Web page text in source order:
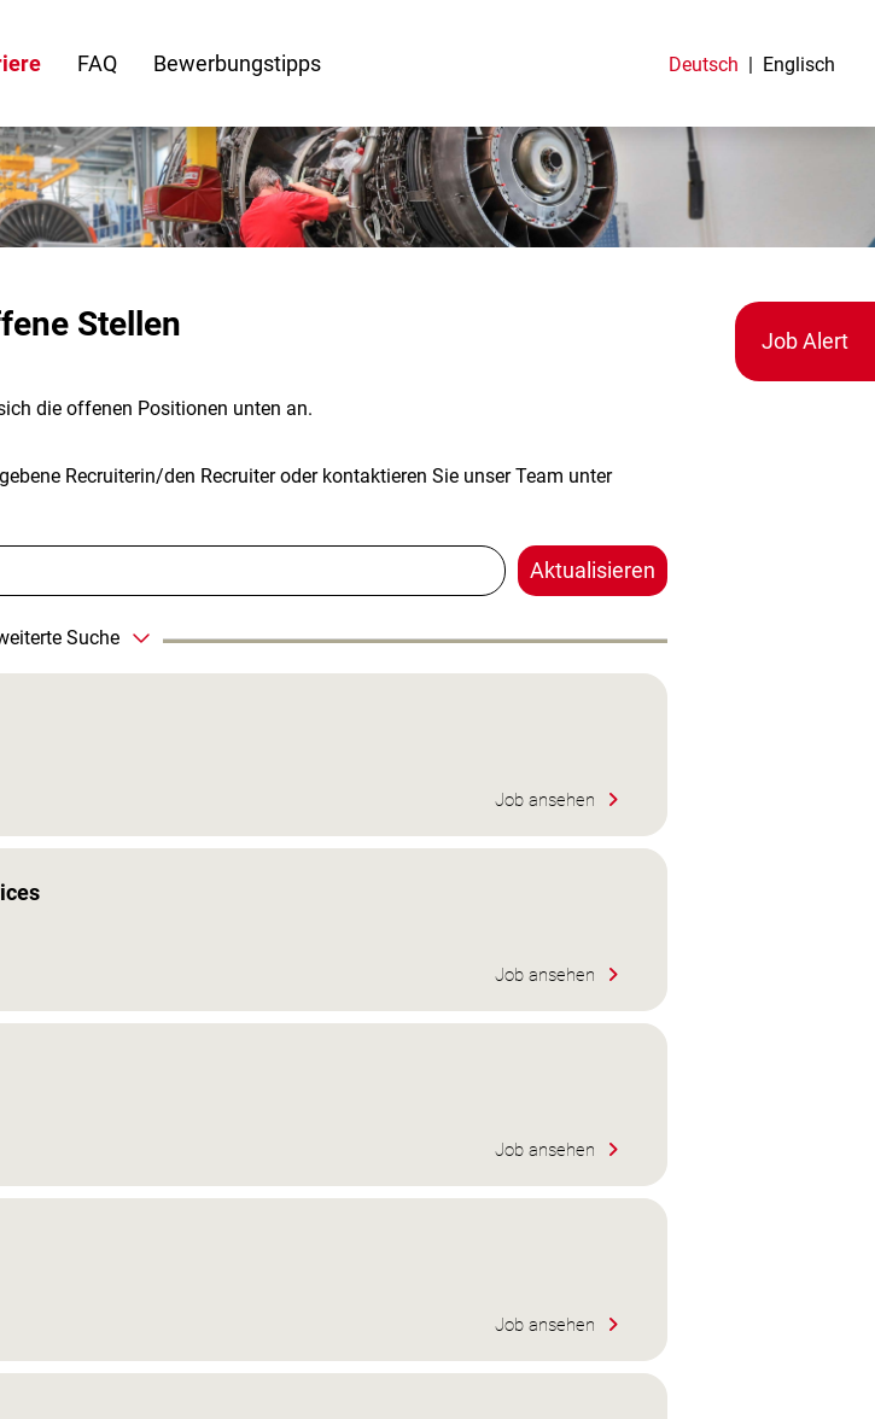
Deutsch Englisch
FAQ Bewerbungstipps
Stellen
die offenen Positionen unten an.
Recruiterin/den Recruiter oder kontaktieren Sie unser Team unter
Aktualisieren
Suche
Job ansehen
Job ansehen
Job ansehen
Job ansehen
Job Alert